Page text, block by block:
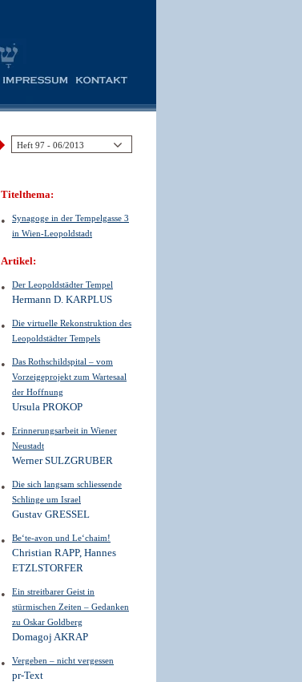
Titelthema:
Synagoge in der Tempelgasse 3
in Wien-Leopoldstadt
Artikel:
Der Leopoldstädter Tempel
Hermann D. KARPLUS
Die virtuelle Rekonstruktion des
Leopoldstädter Tempels
Das Rothschildspital – vom
Vorzeigeprojekt zum Wartesaal
der Hoffnung
Ursula PROKOP
Erinnerungsarbeit in Wiener
Neustadt
Werner SULZGRUBER
Die sich langsam schliessende
Schlinge um Israel
Gustav GRESSEL
Be‘te-avon und Le‘chaim!
Christian RAPP, Hannes
ETZLSTORFER
Ein streitbarer Geist in
stürmischen Zeiten – Gedanken
zu Oskar Goldberg
Domagoj AKRAP
Vergeben – nicht vergessen
pr-Text